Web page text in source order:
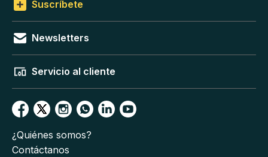
Suscríbete
Newsletters
Servicio al cliente
¿Quiénes somos?
Contáctanos